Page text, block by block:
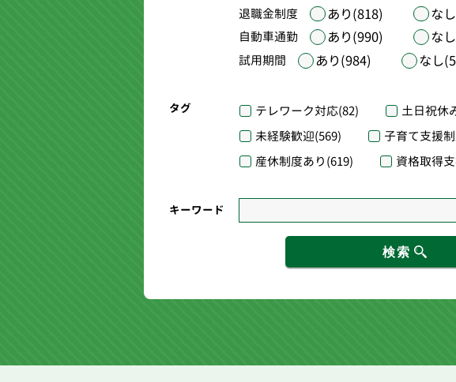
退職金制度 あり(818) な
自動車通勤 あり(990) な
試用期間 あり(984) なし
タグ テレワーク対応(82) 土日祝休
未経験歓迎(569) 子育て支援
産休制度あり(619) 資格取得
キーワード
検索